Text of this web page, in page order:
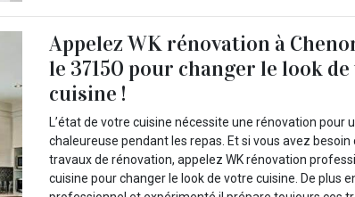
Appelez WK rénovation à
le 37150 pour changer le look
cuisine !
L’état de votre cuisine nécessite une rénovation pour
chaleureuse pendant les repas. Et si vous avez besoin
travaux de rénovation, appelez WK rénovation
cuisine pour changer le look de votre cuisine. De plus